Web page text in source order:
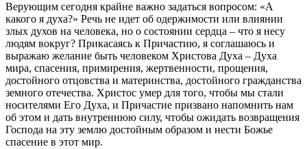
Верующим сегодня крайне важно задаться вопросом: «А
какого я духа?» Речь не идет об одержимости или влиянии
злых духов на человека, но о состоянии сердца – что я несу
людям вокруг? Прикасаясь к Причастию, я соглашаюсь и
выражаю желание быть человеком Христова Духа – Духа
мира, спасения, примирения, жертвенности, прощения,
достойного отцовства и материнства, достойного гражданства
земного отечества. Христос умер для того, чтобы мы стали
носителями Его Духа, и Причастие призвано напомнить нам
об этом и дать внутреннюю силу, чтобы ожидать возвращения
Господа на эту землю достойным образом и нести Божье
спасение в этот мир.